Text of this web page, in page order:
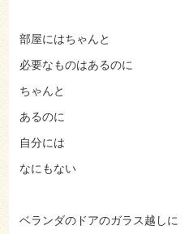
部屋にはちゃんと
必要なものはあるのに
ちゃんと
あるのに
自分には
なにもない
ベランダのドアのガラス越しに